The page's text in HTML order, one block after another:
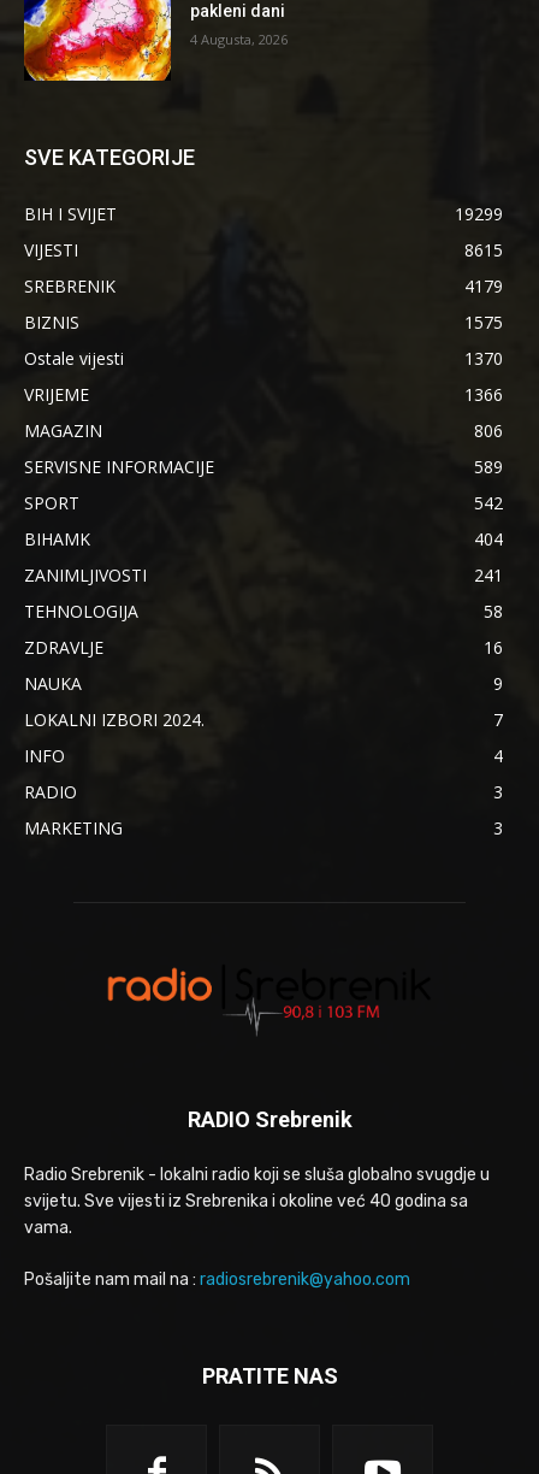
pakleni dani
4 Augusta, 2026
SVE KATEGORIJE
BIH I SVIJET
19299
VIJESTI
8615
SREBRENIK
4179
BIZNIS
1575
Ostale vijesti
1370
VRIJEME
1366
MAGAZIN
806
SERVISNE INFORMACIJE
589
SPORT
542
BIHAMK
404
ZANIMLJIVOSTI
241
TEHNOLOGIJA
58
ZDRAVLJE
16
NAUKA
9
LOKALNI IZBORI 2024.
7
INFO
4
RADIO
3
MARKETING
3
RADIO Srebrenik
Radio Srebrenik - lokalni radio koji se sluša globalno svugdje u
svijetu. Sve vijesti iz Srebrenika i okoline već 40 godina sa
vama.
Pošaljite nam mail na : radiosrebrenik@yahoo.com
PRATITE NAS